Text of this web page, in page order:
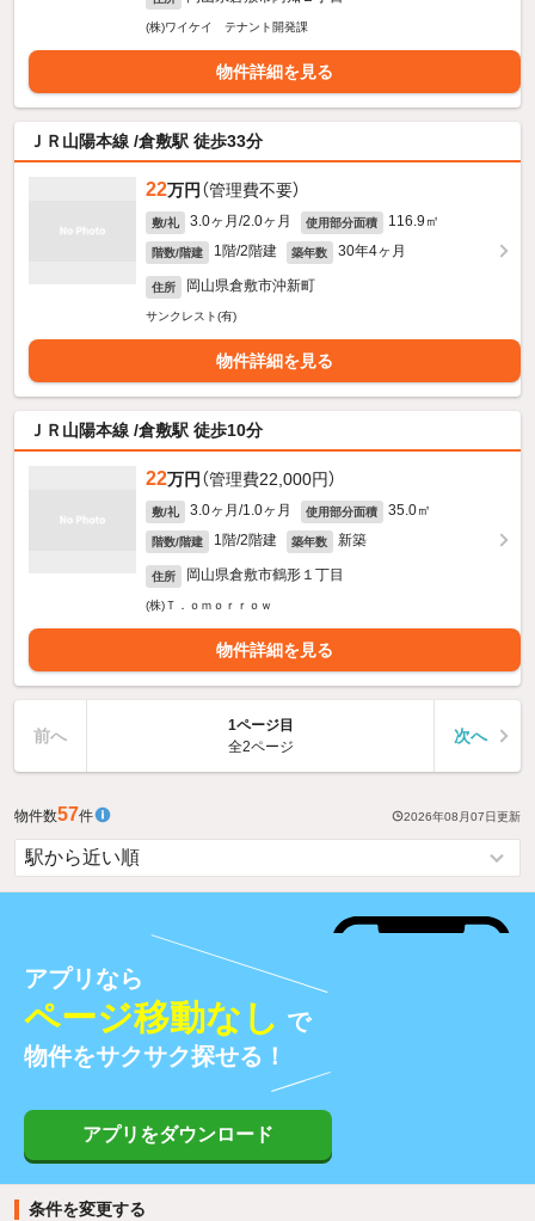
(株)ワイケイ テナント開発課
物件詳細を見る
ＪＲ山陽本線 /倉敷駅 徒歩33分
22万円 （管理費不要）
敷/礼 3.0ヶ月/2.0ヶ月 使用部分面積 116.9㎡
階数/階建 1階/2階建 築年数 30年4ヶ月
住所 岡山県倉敷市沖新町
サンクレスト(有)
物件詳細を見る
ＪＲ山陽本線 /倉敷駅 徒歩10分
22万円 （管理費22,000円）
敷/礼 3.0ヶ月/1.0ヶ月 使用部分面積 35.0㎡
階数/階建 1階/2階建 築年数 新築
住所 岡山県倉敷市鶴形１丁目
(株)Ｔ．ｏｍｏｒｒｏｗ
物件詳細を見る
前へ
1ページ目
全2ページ
次へ
物件数57件 2026年08月07日更新
アプリなら
ページ移動なし で
物件をサクサク探せる！
アプリをダウンロード
条件を変更する